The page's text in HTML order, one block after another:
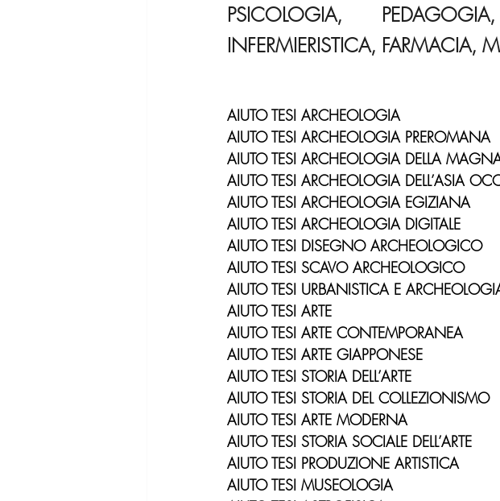
PSICOLOGIA,
INFERMIERISTICA, FARMACIA,
AIUTO TESI ARCHEOLOGIA
AIUTO TESI ARCHEOLOGIA PREROMANA
AIUTO TESI ARCHEOLOGIA DELLA
AIUTO TESI ARCHEOLOGIA DELL’ASIA
AIUTO TESI ARCHEOLOGIA EGIZIANA
AIUTO TESI ARCHEOLOGIA DIGITALE
AIUTO TESI DISEGNO ARCHEOLOGICO
AIUTO TESI SCAVO ARCHEOLOGICO
AIUTO TESI URBANISTICA E
AIUTO TESI ARTE
AIUTO TESI ARTE CONTEMPORANEA
AIUTO TESI ARTE GIAPPONESE
AIUTO TESI STORIA DELL’ARTE
AIUTO TESI STORIA DEL COLLEZIONISMO
AIUTO TESI ARTE MODERNA
AIUTO TESI STORIA SOCIALE DELL’ARTE
AIUTO TESI PRODUZIONE ARTISTICA
AIUTO TESI MUSEOLOGIA